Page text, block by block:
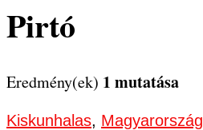
Pirtó
Eredmény(ek) 1 mutatása
Kiskunhalas, Magyarország